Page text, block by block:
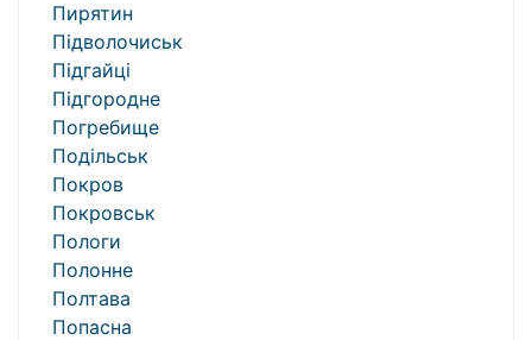
Пирятин
Підволочиськ
Підгайці
Підгородне
Погребище
Подільськ
Покров
Покровськ
Пологи
Полонне
Полтава
Попасна